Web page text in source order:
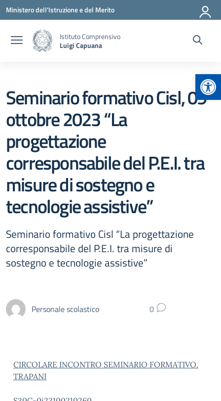
Vai ai contenuti
Vai al menu di navigazione
Vai al footer
Ministero dell'Istruzione e del Merito
Istituto Comprensivo
Luigi Capuana
Seminario formativo Cisl, 09
ottobre 2023 “La
progettazione
corresponsabile del P.E.I. tra
misure di sostegno e
tecnologie assistive”
Seminario formativo Cisl “La progettazione
corresponsabile del P.E.I. tra misure di
sostegno e tecnologie assistive”
Personale scolastico 0
CIRCOLARE INCONTRO SEMINARIO FORMATIVO.
TRAPANI